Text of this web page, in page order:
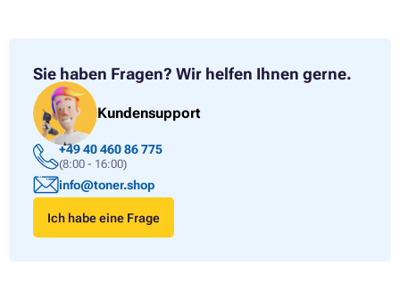
Sie haben Fragen? Wir helfen Ihnen gerne.
Kundensupport
+49 40 460 86 775
(8:00 - 16:00)
info@toner.shop
Ich habe eine Frage